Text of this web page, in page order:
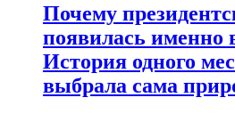
Почему
появилась именно
История одного
выбрала сама